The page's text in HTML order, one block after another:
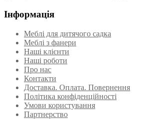
Інформація
Меблі для дитячого садка
Меблі з фанери
Наші клієнти
Наші роботи
Про нас
Контакти
Доставка. Оплата. Повернення
Політика конфіденційності
Умови користування
Партнерство